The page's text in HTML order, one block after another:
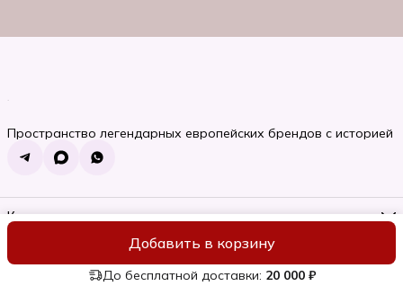
Добавить в корзину
До бесплатной доставки: 20 000 ₽
Пространство легендарных европейских брендов с историей
Контакты
Режим работы
Пн-Вс, 10:00-22:00
ИП Семяновская Ольга СергеевнаОплатаДоставкаПравила